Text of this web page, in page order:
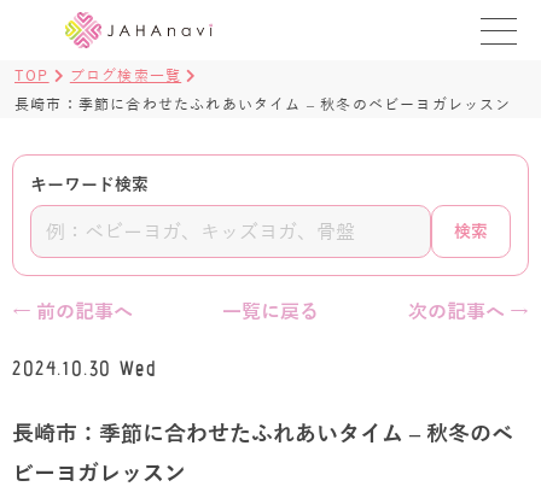
レッスンを探す
BLOG
ヨガ資格講座 ›
TOP
ブログ検索一覧
長崎市：季節に合わせたふれあいタイム – 秋冬のベビーヨガレッスン
キーワード検索
検索
← 前の記事へ 一覧に戻る 次の記事へ →
2024.10.30 Wed
長崎市：季節に合わせたふれあいタイム – 秋冬のベ
ビーヨガレッスン